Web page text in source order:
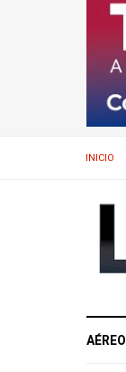
INICIO
AÉREO